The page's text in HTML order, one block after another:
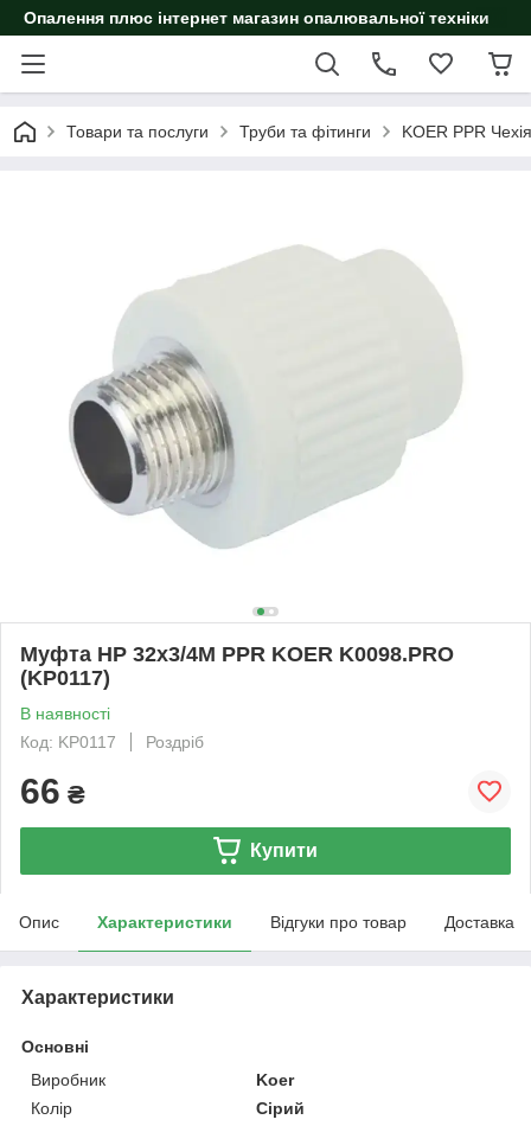
Опалення плюс інтернет магазин опалювальної техніки
Товари та послуги Труби та фітинги KOER PPR Чехія
Муфта НР 32x3/4M PPR KOER K0098.PRO
(KP0117)
В наявності
Код: KP0117
Роздріб
66 ₴
Купити
Опис Характеристики Відгуки про товар Доставка
Характеристики
Основні
Виробник
Koer
Колір
Сірий